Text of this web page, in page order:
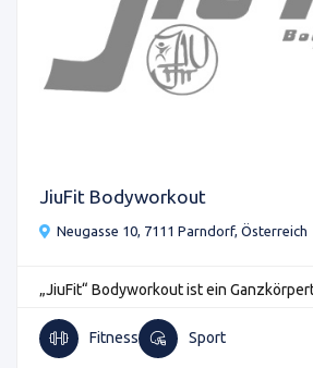
JiuFit Bodyworkout
Neugasse 10, 7111 Parndorf, Österreich
„JiuFit“ Bodyworkout ist ein
Fitness Sport